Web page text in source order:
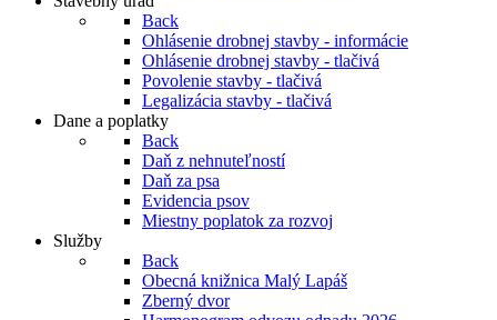
Back
Ohlásenie drobnej stavby - informácie
Ohlásenie drobnej stavby - tlačivá
Povolenie stavby - tlačivá
Legalizácia stavby - tlačivá
Dane a poplatky
Back
Daň z nehnuteľností
Daň za psa
Evidencia psov
Miestny poplatok za rozvoj
Služby
Back
Obecná knižnica Malý Lapáš
Zberný dvor